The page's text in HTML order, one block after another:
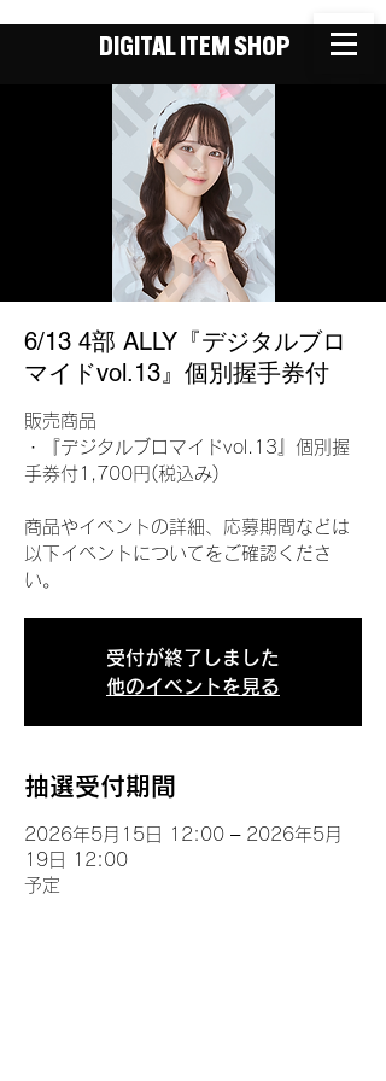
DIGITAL ITEM SHOP
6/13 4部 ALLY『デジタルブロ
マイドvol.13』個別握手券付
販売商品
・『デジタルブロマイドvol.13』個別握
手券付1,700円(税込み)
商品やイベントの詳細、応募期間などは
以下イベントについてをご確認くださ
い。
受付が終了しました
他のイベントを見る
抽選受付期間
2026年5月15日 12:00 – 2026年5月
19日 12:00
予定